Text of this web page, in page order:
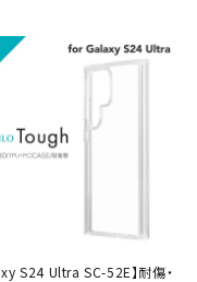
S24 Ultra SC-52E】耐傷・